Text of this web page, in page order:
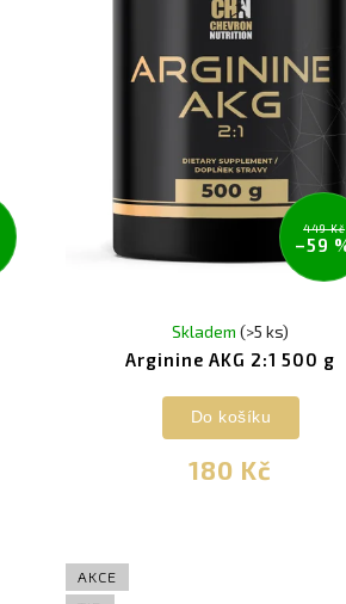
449 Kč
–59
Arginine AKG 2:1 500 g
Skladem(>5 ks)
180 Kč
Do košíku
AKCE